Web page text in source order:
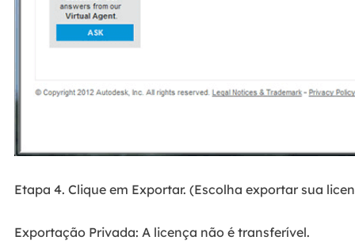
Etapa 4. Clique em Exportar. (Escolha exportar sua
Exportação Privada: A licença não é transferível.